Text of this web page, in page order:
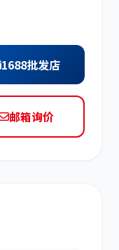
帕金斯
1688批发店
邮箱询价